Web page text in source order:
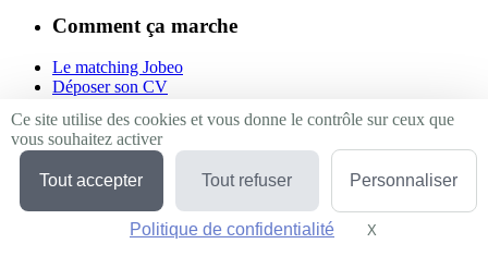
Comment ça marche
Le matching Jobeo
Déposer son CV
Suivez-nous
Linkedin
Facebook
Twitter
Ce site utilise des cookies et vous donne le contrôle sur ceux que
vous souhaitez activer
Tout accepter Tout refuser Personnaliser
Politique de confidentialité X